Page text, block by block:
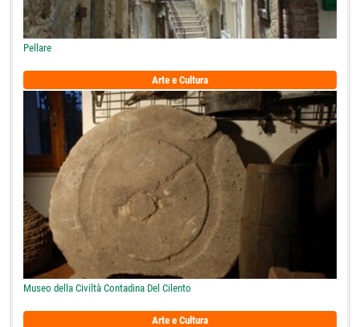
Pellare
Arte e Cultura
Museo della Civiltà Contadina Del Cilento
Arte e Cultura